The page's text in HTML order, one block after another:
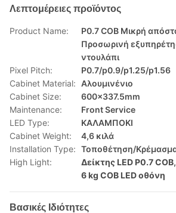
Λεπτομέρειες προϊόντος
Product Name:
P0.7 COB Μικρή
Προσωρινή
ντουλάπι
Pixel Pitch:
P0.7/p0.9/p1.25/p1.56
Cabinet Material: Αλουμινένιο
Cabinet Size:
600x337.5mm
Maintenance:
Front Service
LED Type:
ΚΑΛΑΜΠΟΚΙ
Cabinet Weight:
4,6 κιλά
Installation Type: Τοποθέτηση/
High Light:
Δείκτης LED P0.7 COB,
6 kg COB LED οθόνη
Βασικές Ιδιότητες